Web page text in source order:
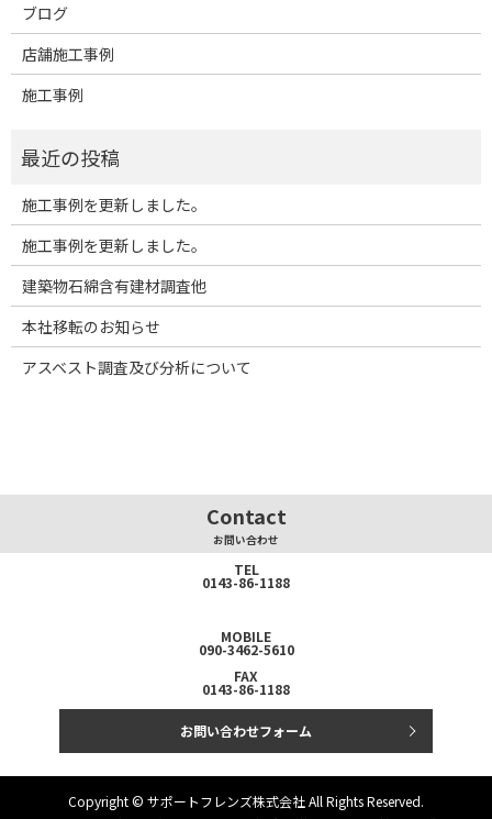
ブログ
店舗施工事例
施工事例
施工事例を更新しました。
施工事例を更新しました。
建築物石綿含有建材調査他
本社移転のお知らせ
アスベスト調査及び分析について
Contact
お問い合わせ
TEL
0143-86-1188
MOBILE
090-3462-5610
FAX
0143-86-1188
お問い合わせフォーム
Copyright © サポートフレンズ株式会社 All Rights Reserved.